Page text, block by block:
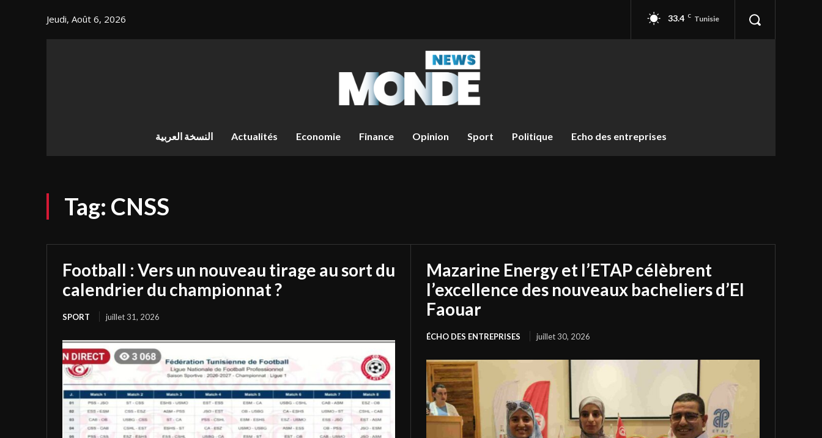
Jeudi, Août 6, 2026 33.4 C Tunisie
النسخة العربية Actualités Economie Finance Opinion Sport Politique Echo des entreprises
Tag: CNSS
Football : Vers un nouveau tirage au sort du
calendrier du championnat ?
SPORT juillet 31, 2026
Mazarine Energy et l’ETAP célèbrent
l’excellence des nouveaux bacheliers d’El
Faouar
ÉCHO DES ENTREPRISES juillet 30, 2026